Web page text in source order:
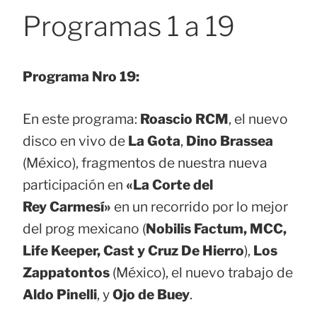
Programas 1 a 19
Programa Nro 19:
En este programa: Roascio RCM, el nuevo
disco en vivo de La Gota, Dino Brassea
(México), fragmentos de nuestra nueva
participación en «La Corte del
Rey Carmesí» en un recorrido por lo mejor
del prog mexicano (Nobilis Factum, MCC,
Life Keeper, Cast y Cruz De Hierro), Los
Zappatontos (México), el nuevo trabajo de
Aldo Pinelli, yOjo de Buey.